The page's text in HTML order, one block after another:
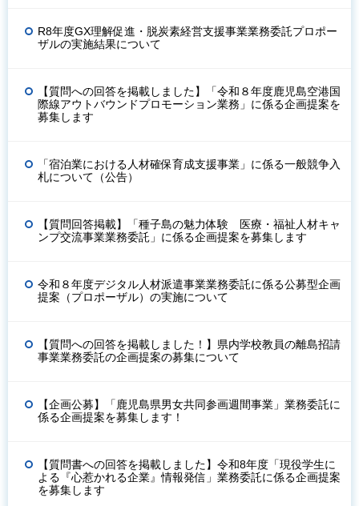
R8年度GX理解促進・脱炭素経営支援事業業務委託プロポー
ザルの実施結果について
【質問への回答を掲載しました】「令和８年度鹿児島空港国
際線アウトバウンドプロモーション業務」に係る企画提案を
募集します
「宿泊業における人材確保育成支援事業」に係る一般競争入
札について（公告）
【質問回答掲載】「種子島の魅力体験 医療・福祉人材キャ
ンプ交流事業業務委託」に係る企画提案を募集します
令和８年度デジタル人材派遣事業業務委託に係る公募型企画
提案（プロポーザル）の実施について
【質問への回答を掲載しました！】県内学校教員の離島招請
事業業務委託の企画提案の募集について
【企画公募】「鹿児島県男女共同参画週間事業」業務委託に
係る企画提案を募集します！
【質問書への回答を掲載しました】令和8年度「現役学生に
よる『心惹かれる企業』情報発信」業務委託に係る企画提案
を募集します